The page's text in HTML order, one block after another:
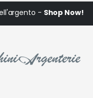
- Shop Now!